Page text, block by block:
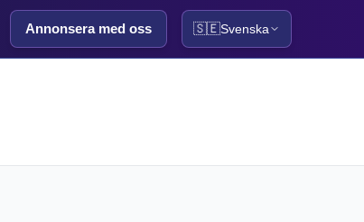
Annonsera med oss 🇸🇪Svenska